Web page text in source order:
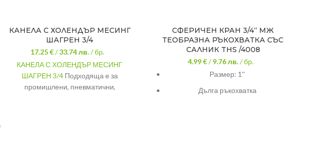
КАНЕЛА С ХОЛЕНДЪР МЕСИНГ
ШАГРЕН 3/4
17.25 €/33.74лв. / бр.
КАНЕЛА С ХОЛЕНДЪР МЕСИНГ
ШАГРЕН 3/4Подходяща е за
промишлени, пневматични,
СФЕРИЧЕН КРАН 3/4“ MЖ
ТЕОБРАЗНА РЪКОХВАТКА СЪС
САЛНИК THS /4008
4.99 €/9.76лв. / бр.
Размер: 1''
Дълга ръкохватка